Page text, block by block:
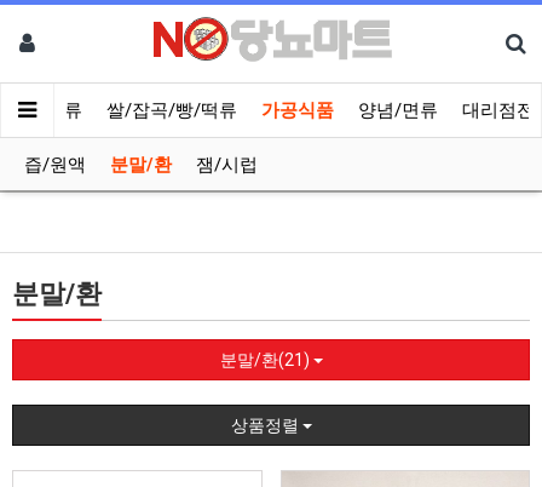
/나물류 쌀/잡곡/빵/떡류 가공식품 양념/면류 대리점전
즙/원액 분말/환 잼/시럽
분말/환
분말/환(21)
상품정렬